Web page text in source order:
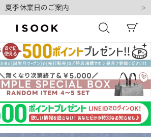
夏季休業日のご案内
円以上ご購入で送料無料
でもれなく500ポイントプレゼント
夏季休業日のご案内
の影響によるお荷物のお届けについて